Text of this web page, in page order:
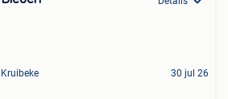
Kruibeke 30 jul 26